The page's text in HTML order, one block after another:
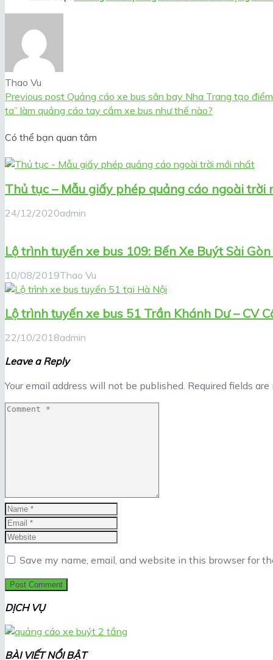
Thao Vu
Previous post Quảng cáo xe bus sân bay Nha Trang tạo
ta” làm quảng cáo tay cầm xe bus như thế nào?
Có thể bạn quan tâm
Thủ tục – Mẫu giấy phép quảng cáo ngoài trời
24/12/2020admin
Lộ trình tuyến xe bus 109: Bến Xe Buýt Sài
10/08/2019Thao Vu
Lộ trình tuyến xe bus 51 Trần Khánh Dư – CV
22/10/2018admin
Leave a Reply
Your email address will not be published. Required fields
Save my name, email, and website in this browser for
DỊCH VỤ
BÀI VIẾT NỔI BẬT